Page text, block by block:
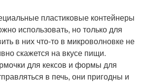
пластиковые контейнеры
использовать, но только для
в них что-то в микроволновке не
скажется на вкусе пищи.
для кексов и формы для
в печь, они пригодны и